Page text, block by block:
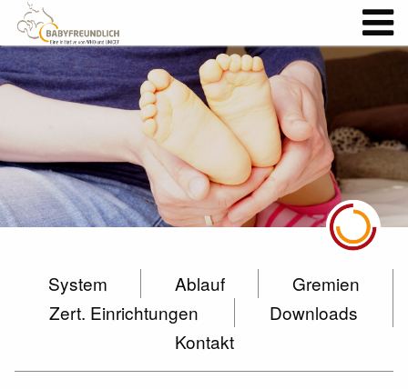
System Ablauf
Gremien
Zert. Einrichtungen
Downloads
Kontakt